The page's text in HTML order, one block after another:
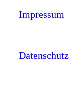
Impressum
Datenschutz